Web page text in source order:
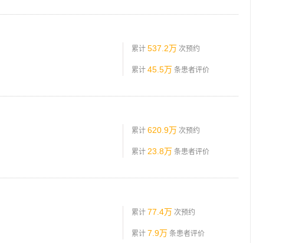
累计 537.2万 次预约
累计 45.5万 条患者评价
累计 620.9万 次预约
累计 23.8万 条患者评价
累计 77.4万 次预约
累计 7.9万 条患者评价